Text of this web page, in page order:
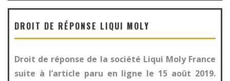
DROIT DE RÉPONSE LIQUI MOLY
Droit de réponse de la société Liqui Moly France
suite à l’article paru en ligne le 15 août 2019.